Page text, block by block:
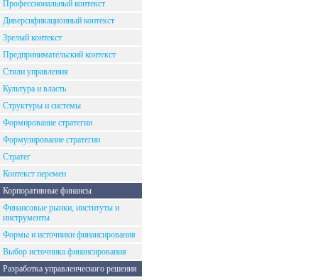
Профессиональный контекст
Диверсификационный контекст
Зрелый контекст
Предпринимательский контекст
Стили управления
Культура и власть
Структуры и системы
Формирование стратегии
Формулирование стратегии
Стратег
Контекст перемен
Корпоративные финансы
Финансовые рынки, институты и
инструменты
Формы и источники финансирования
Выбор источника финансирования
Разработка управленческого решения